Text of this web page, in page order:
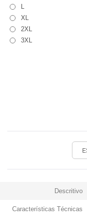
L
XL
2XL
3XL
Descritivo
Características Técnicas